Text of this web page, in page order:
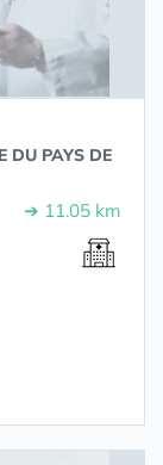
DU PAYS DE
➔ 11.05 km